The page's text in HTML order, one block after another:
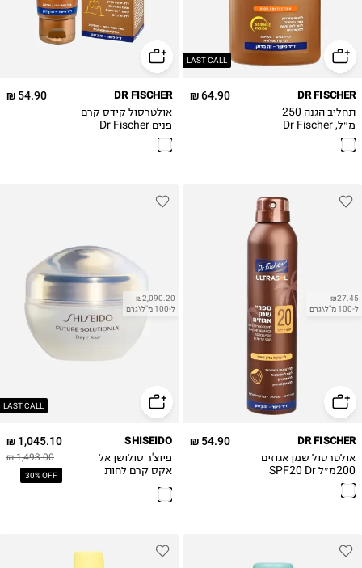
LAST CALL
64.90 ₪ DR FISCHER
תחליב הגנה 250
מ״ל, Dr Fischer
Ultrasol high
protection
54.90 ₪ DR FISCHER
אולטרסול קידס קרם
פנים Dr Fischer
Ultrasol very high
protection face
₪27.45
ל-100 מ"ל\גרם
54.90 ₪ DR FISCHER
אולטרסול שמן אגוזים
200מ״ל SPF20 Dr
Fischer Ultrasol
sunscreen oil
LAST CALL
₪2,090.20
ל-100 מ"ל\גרם
1,045.10 ₪
1,493.00 ₪
30% OFF
SHISEIDO
פיוצ'ר סולושן אל
אקס קרם לחות
20 Future Solution